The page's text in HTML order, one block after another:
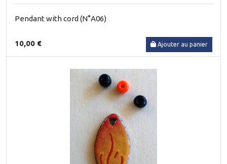
Pendant with cord (N°A06)
10,00 € Ajouter au panier